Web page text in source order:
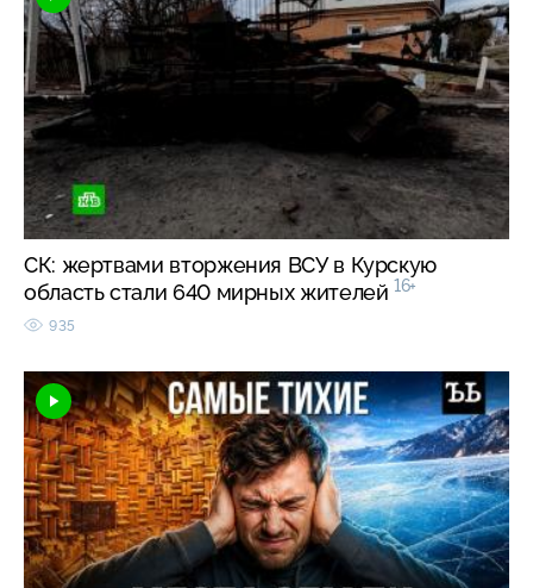
СК: жертвами вторжения ВСУ в Курскую
область стали 640 мирных жителей 16+
935